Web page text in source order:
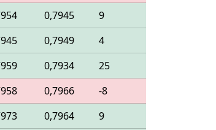
0,7945
9
0,7949
4
0,7934
25
0,7966
-8
0,7964
9